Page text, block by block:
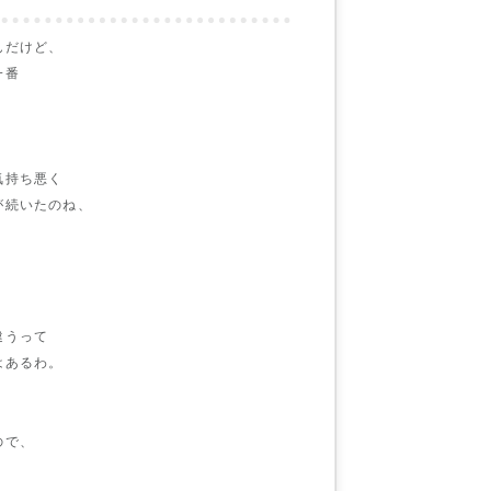
けど、
番
ち悪く
いたのね、
って
るわ。
、